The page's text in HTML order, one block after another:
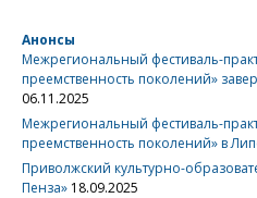
Анонсы
Межрегиональный фестиваль-
преемственность поколений»
06.11.2025
Межрегиональный фестиваль-
преемственность поколений» в
Приволжский культурно-
Пенза» 18.09.2025